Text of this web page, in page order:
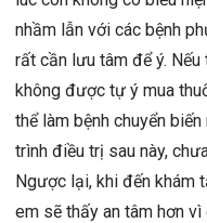
nhầm lẫn với các bệnh
rất cần lưu tâm để ý.
không được tự ý mua
thể làm bệnh chuyển
trình điều trị sau này,
Ngược lại, khi đến khám
em sẽ thấy an tâm hơn